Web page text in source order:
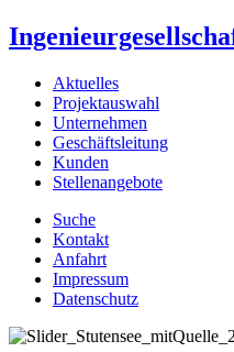
Aktuelles
Projektauswahl
Unternehmen
Geschäftsleitung
Kunden
Stellenangebote
Suche
Kontakt
Anfahrt
Impressum
Datenschutz